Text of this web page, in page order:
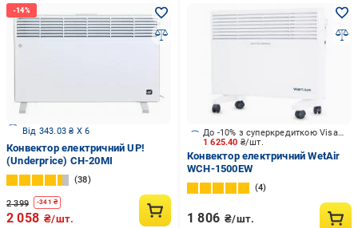
Від 343.03 ₴ X 6
Конвектор електричний UP!
(Underprice) CH-20MI
38
2 399 -341 ₴
2 058 ₴/шт.
1 625.40 ₴/шт.
До -10% з суперкредиткою Visa Вигода
Конвектор електричний WetAir
WСH-1500EW
4
1 806 ₴/шт.